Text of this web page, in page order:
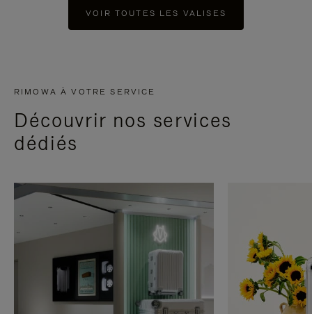
VOIR TOUTES LES VALISES
RIMOWA À VOTRE SERVICE
Découvrir nos services
dédiés